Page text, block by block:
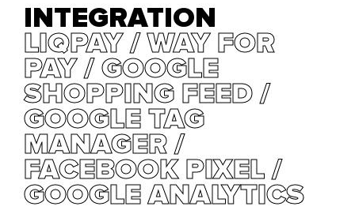
INTEGRATION
LIQPAY / WAY FOR
PAY / GOOGLE
SHOPPING FEED /
GOOGLE TAG
MANAGER /
FACEBOOK PIXEL /
GOOGLE ANALYTICS
LIQPAY / WAY FOR
PAY / GOOGLE
SHOPPING FEED /
GOOGLE TAG
MANAGER /
FACEBOOK PIXEL /
GOOGLE ANALYTICS